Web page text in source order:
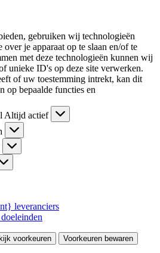
gebruiken wij technologieën
je apparaat op te slaan en/of te
met deze technologieën kunnen wij
unieke ID's op deze site verwerken.
of uw toestemming intrekt, kan dit
op bepaalde functies en
Altijd actief
leveranciers
voorkeuren Voorkeuren bewaren